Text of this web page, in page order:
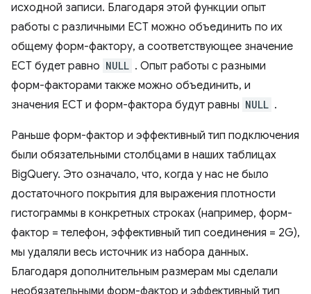
исходной записи. Благодаря этой функции опыт
работы с различными ECT можно объединить по их
общему форм-фактору, а соответствующее значение
ECT будет равно NULL . Опыт работы с разными
форм-факторами также можно объединить, и
значения ECT и форм-фактора будут равны NULL .
Раньше форм-фактор и эффективный тип подключения
были обязательными столбцами в наших таблицах
BigQuery. Это означало, что, когда у нас не было
достаточного покрытия для выражения плотности
гистограммы в конкретных строках (например, форм-
фактор = телефон, эффективный тип соединения = 2G),
мы удаляли весь источник из набора данных.
Благодаря дополнительным размерам мы сделали
необязательными форм-фактор и эффективный тип